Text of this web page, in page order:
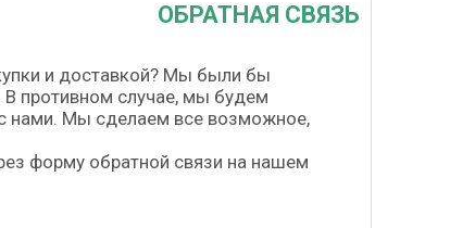
ОБРАТНАЯ СВЯЗЬ
и доставкой? Мы были бы
В противном случае, мы будем
нами. Мы сделаем все возможное,
форму обратной связи на нашем